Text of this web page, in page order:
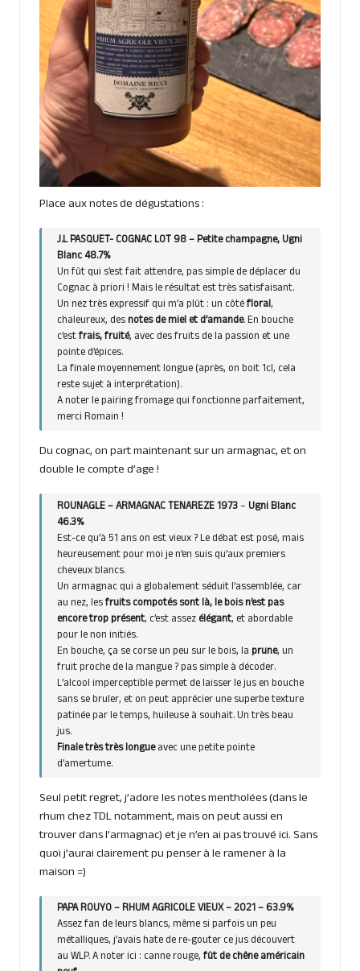
Place aux notes de dégustations :
J.L PASQUET- COGNAC LOT 98 – Petite champagne, Ugni
Blanc 48.7%
Un fût qui s’est fait attendre, pas simple de déplacer du
Cognac à priori ! Mais le résultat est très satisfaisant.
Un nez très expressif qui m’a plût : un côtéfloral,
chaleureux, desnotes de miel et d’amande. En bouche
c’estfrais, fruité, avec des fruits de la passion et une
pointe d’épices.
La finale moyennement longue (après, on boit 1cl, cela
reste sujet à interprétation).
A noter le pairing fromage qui fonctionne parfaitement,
merci Romain !
Du cognac, on part maintenant sur un armagnac, et on
double le compte d’age !
ROUNAGLE – ARMAGNAC TENAREZE 1973–Ugni Blanc
46.3%
Est-ce qu’à 51 ans on est vieux ? Le débat est posé, mais
heureusement pour moi je n’en suis qu’aux premiers
cheveux blancs.
Un armagnac qui a globalement séduit l’assemblée, car
au nez, lesfruits compotés sont là, le bois n’est pas
encore trop présent, c’est assezélégant, et abordable
pour le non initiés.
En bouche, ça se corse un peu sur le bois, laprune, un
fruit proche de la mangue ? pas simple à décoder.
L’alcool imperceptible permet de laisser le jus en bouche
sans se bruler, et on peut apprécier une superbe texture
patinée par le temps, huileuse à souhait. Un très beau
jus.
Finale très très longueavec une petite pointe
d’amertume.
Seul petit regret, j’adore les notes mentholées (dans le
rhum chez TDL notamment, mais on peut aussi en
trouver dans l’armagnac) et je n’en ai pas trouvé ici. Sans
quoi j’aurai clairement pu penser à le ramener à la
maison =)
PAPA ROUYO – RHUM AGRICOLE VIEUX – 2021 – 63.9%
Assez fan de leurs blancs, même si parfois un peu
métalliques, j’avais hate de re-gouter ce jus découvert
au WLP. A noter ici : canne rouge,fût de chêne américain